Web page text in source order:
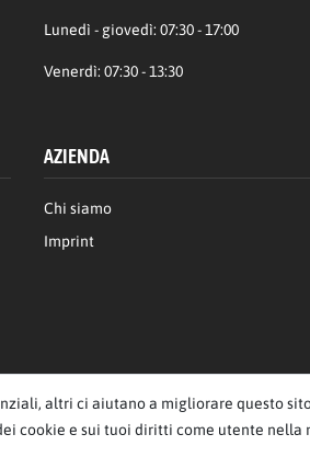
Lunedì - giovedì: 07:30 - 17:00
Venerdì: 07:30 - 13:30
AZIENDA
Chi siamo
Imprint
altri ci aiutano a migliorare questo
cookie e sui tuoi diritti come utente nella